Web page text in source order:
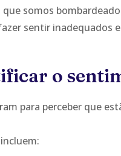
somos
sentir inadequados
o
para perceber que